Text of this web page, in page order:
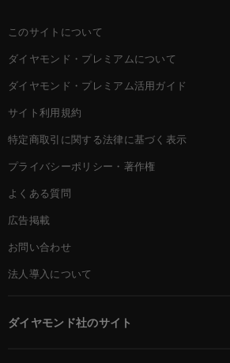
このサイトについて
ダイヤモンド・プレミアムについて
ダイヤモンド・プレミアム活用ガイド
サイト利用規約
特定商取引に関する法律に基づく表示
プライバシーポリシー・著作権
よくある質問
広告掲載
お問い合わせ
法人導入について
ダイヤモンド社のサイト